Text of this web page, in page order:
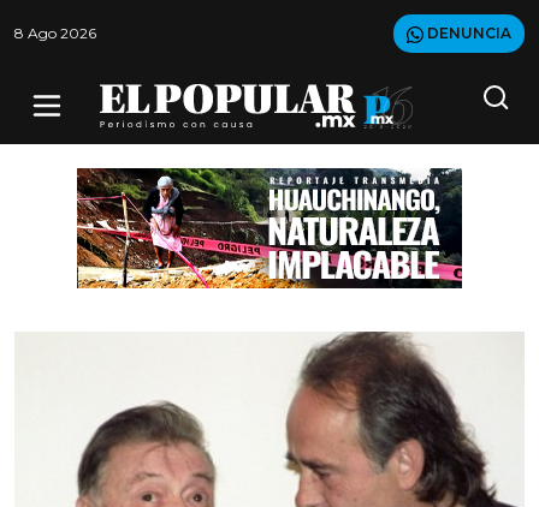
8 Ago 2026 DENUNCIA